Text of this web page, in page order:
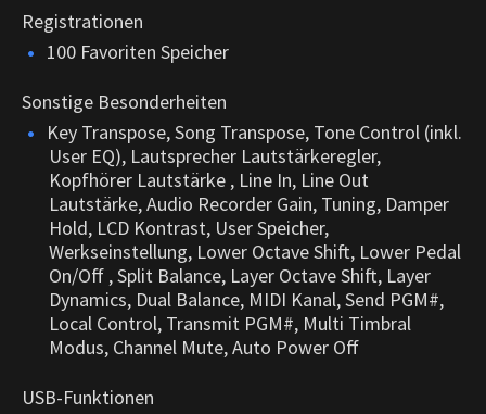
Registrationen
100 Favoriten Speicher
Sonstige Besonderheiten
Key Transpose, Song Transpose, Tone Control (inkl.
User EQ), Lautsprecher Lautstärkeregler,
Kopfhörer Lautstärke , Line In, Line Out
Lautstärke, Audio Recorder Gain, Tuning, Damper
Hold, LCD Kontrast, User Speicher,
Werkseinstellung, Lower Octave Shift, Lower Pedal
On/Off , Split Balance, Layer Octave Shift, Layer
Dynamics, Dual Balance, MIDI Kanal, Send PGM#,
Local Control, Transmit PGM#, Multi Timbral
Modus, Channel Mute, Auto Power Off
USB-Funktionen